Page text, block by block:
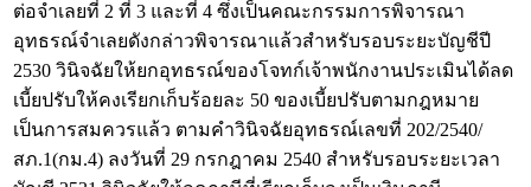
ต่อจำเลยที่ 2 ที่ 3 และที่ 4 ซึ่งเป็นคณะกรรมการพิจารณา
อุทธรณ์จำเลยดังกล่าวพิจารณาแล้วสำหรับรอบระยะบัญชีปี
2530 วินิจฉัยให้ยกอุทธรณ์ของโจทก์เจ้าพนักงานประเมินได้ลด
เบี้ยปรับให้คงเรียกเก็บร้อยละ 50 ของเบี้ยปรับตามกฎหมาย
เป็นการสมควรแล้ว ตามคำวินิจฉัยอุทธรณ์เลขที่ 202/2540/
สภ.1(กม.4) ลงวันที่ 29 กรกฎาคม 2540 สำหรับรอบระยะเวลา